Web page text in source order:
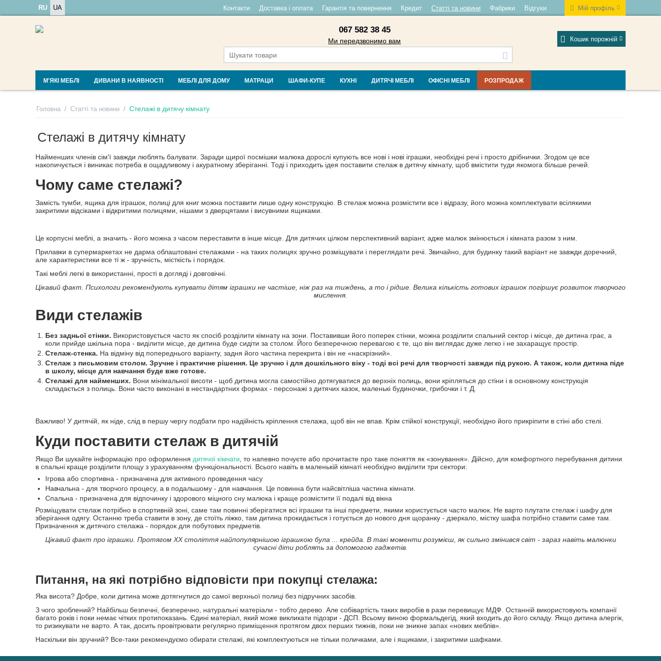
RU UA Мій профіль
Контакти Доставка і оплата Гарантія та повернення Кредит Статті та новини Фабрики Відгуки
067 582 38 45
Ми передзвонимо вам Кошик порожній
М'ЯКІ МЕБЛІ ДИВАНИ В НАЯВНОСТІ МЕБЛІ ДЛЯ ДОМУ МАТРАЦИ ШАФИ-КУПЕ КУХНІ ДИТЯЧІ МЕБЛІ ОФІСНІ МЕБЛІ РОЗПРОДАЖ
Головна / Статті та новини / Стелажі в дитячу кімнату
Стелажі в дитячу кімнату
Найменших членів сім'ї завжди люблять балувати. Заради щирої посмішки малюка дорослі купують все нові і нові іграшки, необхідні речі і просто дрібнички. Згодом це все
накопичується і виникає потреба в ощадливому і акуратному зберіганні. Тоді і приходить ідея поставити стелаж в дитячу кімнату, щоб вмістити туди якомога більше речей.
Чому саме стелажі?
Замість тумби, ящика для іграшок, полиці для книг можна поставити лише одну конструкцію. В стелаж можна розмістити все і відразу, його можна комплектувати всілякими
закритими відсіками і відкритими полицями, нішами з дверцятами і висувними ящиками.
Це корпусні меблі, а значить - його можна з часом переставити в інше місце. Для дитячих цілком перспективний варіант, адже малюк змінюється і кімната разом з ним.
Прилавки в супермаркетах не дарма облаштовані стелажами - на таких полицях зручно розміщувати і переглядати речі. Звичайно, для будинку такий варіант не завжди доречний,
але характеристики все ті ж - зручність, місткість і порядок.
Такі меблі легкі в використанні, прості в догляді і довговічні.
Цікавий факт. Психологи рекомендують купувати дітям іграшки не частіше, ніж раз на тиждень, а то і рідше. Велика кількість готових іграшок погіршує розвиток творчого
мислення.
Види стелажів
Без задньої стінки. Використовується часто як спосіб розділити кімнату на зони. Поставивши його поперек стінки, можна розділити спальний сектор і місце, де дитина грає, а
коли прийде шкільна пора - виділити місце, де дитина буде сидіти за столом. Його безперечною перевагою є те, що він виглядає дуже легко і не захаращує простір.
Стелаж-стенка. На відміну від попереднього варіанту, задня його частина перекрита і він не «наскрізний».
Стелаж з письмовим столом. Зручне і практичне рішення. Це зручно і для дошкільного віку - тоді всі речі для творчості завжди під рукою. А також, коли дитина піде
в школу, місце для навчання буде вже готове.
Стелажі для найменших. Вони мінімальної висоти - щоб дитина могла самостійно дотягуватися до верхніх полиць, вони кріпляться до стіни і в основному конструкція
складається з полиць. Вони часто виконані в нестандартних формах - персонажі з дитячих казок, маленькі будиночки, грибочки і т. Д.
Важливо! У дитячій, як ніде, слід в першу чергу подбати про надійність кріплення стелажа, щоб він не впав. Крім стійкої конструкції, необхідно його прикріпити в стіні або стелі.
Куди поставити стелаж в дитячій
Якщо Ви шукайте інформацію про оформлення дитячої кімнати , то напевно почуєте або прочитаєте про таке поняття як «зонування». Дійсно, для комфортного перебування дитини
в спальні краще розділити площу з урахуванням функціональності. Всього навіть в маленькій кімнаті необхідно виділити три сектори:
Ігрова або спортивна - призначена для активного проведення часу
Навчальна - для творчого процесу, а в подальшому - для навчання. Це повинна бути найсвітліша частина кімнати.
Спальна - призначена для відпочинку і здорового міцного сну малюка і краще розмістити її подалі від вікна
Розміщувати стелаж потрібно в спортивній зоні, саме там повинні зберігатися всі іграшки та інші предмети, якими користується часто малюк. Не варто плутати стелаж і шафу для
зберігання одягу. Останню треба ставити в зону, де стоїть ліжко, там дитина прокидається і готується до нового дня щоранку - дзеркало, містку шафа потрібно ставити саме там.
Призначення ж дитячого стелажа - порядок для побутових предметів.
Цікавий факт про іграшки. Протягом ХХ століття найпопулярнішою іграшкою була ... крейда. В такі моменти розумієш, як сильно змінився світ - зараз навіть малюнки
сучасні діти роблять за допомогою гаджетів.
Питання, на які потрібно відповісти при покупці стелажа:
Яка висота? Добре, коли дитина може дотягнутися до самої верхньої полиці без підручних засобів.
З чого зроблений? Найбільш безпечні, безперечно, натуральні матеріали - тобто дерево. Але собівартість таких виробів в рази перевищує МДФ. Останній використовують компанії
багато років і поки немає чітких протипоказань. Єдині матеріал, який може викликати підозри - ДСП. Всьому виною формальдегід, який входить до його складу. Якщо дитина алергік,
то ризикувати не варто. А так, досить провітрювати регулярно приміщення протягом двох перших тижнів, поки не зникне запах «нових меблів».
Наскільки він зручний? Все-таки рекомендуємо обирати стелажі, які комплектуються не тільки поличками, але і ящиками, і закритими шафками.